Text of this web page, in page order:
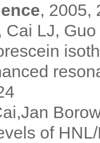
, 2005,
Cai LJ,
of